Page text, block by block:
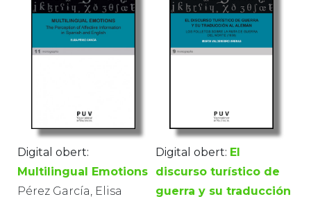
Digital obert:
Multilingual Emotions
Pérez García, Elisa
Digital obert: El
discurso turístico de
guerra y su traducción